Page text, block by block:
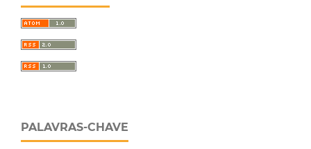
PALAVRAS-CHAVE